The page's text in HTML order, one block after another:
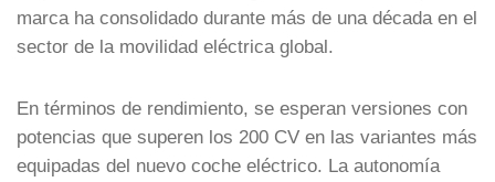
marca ha consolidado durante más de una década en el
sector de la movilidad eléctrica global.
En términos de rendimiento, se esperan versiones con
potencias que superen los 200 CV en las variantes más
equipadas del nuevo coche eléctrico. La autonomía